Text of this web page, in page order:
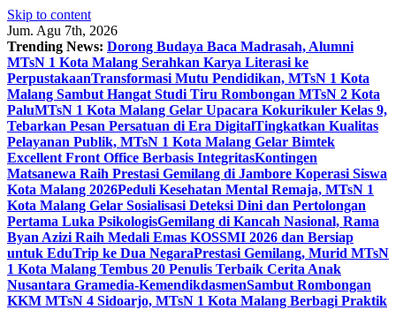
Skip to content
Jum. Agu 7th, 2026
Trending News: Dorong Budaya Baca Madrasah, Alumni
MTsN 1 Kota Malang Serahkan Karya Literasi ke
PerpustakaanTransformasi Mutu Pendidikan, MTsN 1 Kota
Malang Sambut Hangat Studi Tiru Rombongan MTsN 2 Kota
PaluMTsN 1 Kota Malang Gelar Upacara Kokurikuler Kelas 9,
Tebarkan Pesan Persatuan di Era DigitalTingkatkan Kualitas
Pelayanan Publik, MTsN 1 Kota Malang Gelar Bimtek
Excellent Front Office Berbasis IntegritasKontingen
Matsanewa Raih Prestasi Gemilang di Jambore Koperasi Siswa
Kota Malang 2026Peduli Kesehatan Mental Remaja, MTsN 1
Kota Malang Gelar Sosialisasi Deteksi Dini dan Pertolongan
Pertama Luka PsikologisGemilang di Kancah Nasional, Rama
Byan Azizi Raih Medali Emas KOSSMI 2026 dan Bersiap
untuk EduTrip ke Dua NegaraPrestasi Gemilang, Murid MTsN
1 Kota Malang Tembus 20 Penulis Terbaik Cerita Anak
Nusantara Gramedia-KemendikdasmenSambut Rombongan
KKM MTsN 4 Sidoarjo, MTsN 1 Kota Malang Berbagi Praktik